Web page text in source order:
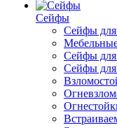
Сейфы
Сейфы
Сейфы для
Сейфы